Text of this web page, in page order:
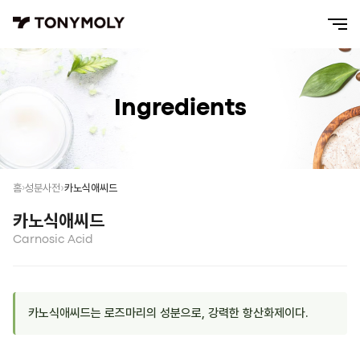
Ingredients
홈 성분사전 카노식애씨드
카노식애씨드
Carnosic Acid
카노식애씨드는 로즈마리의 성분으로, 강력한 항산화제이다.